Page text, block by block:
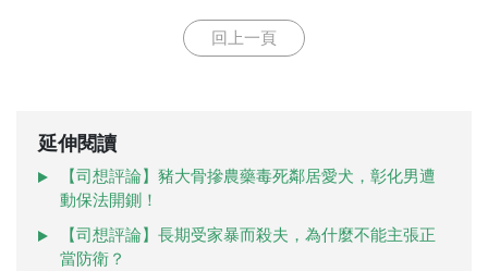
回上一頁
延伸閱讀
【司想評論】豬大骨摻農藥毒死鄰居愛犬，彰化男遭
動保法開鍘！
【司想評論】長期受家暴而殺夫，為什麼不能主張正
當防衛？